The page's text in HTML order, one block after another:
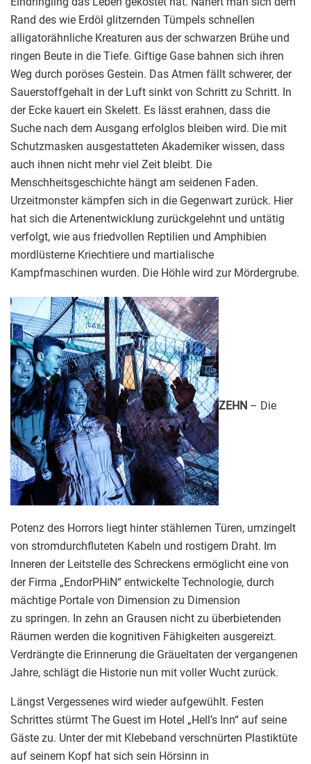
Rand des wie Erdöl glitzernden Tümpels schnellen
alligatorähnliche Kreaturen aus der schwarzen Brühe und
ringen Beute in die Tiefe. Giftige Gase bahnen sich ihren
Weg durch poröses Gestein. Das Atmen fällt schwerer, der
Sauerstoffgehalt in der Luft sinkt von Schritt zu Schritt. In
der Ecke kauert ein Skelett. Es lässt erahnen, dass die
Suche nach dem Ausgang erfolglos bleiben wird. Die mit
Schutzmasken ausgestatteten Akademiker wissen, dass
auch ihnen nicht mehr viel Zeit bleibt. Die
Menschheitsgeschichte hängt am seidenen Faden.
Urzeitmonster kämpfen sich in die Gegenwart zurück. Hier
hat sich die Artenentwicklung zurückgelehnt und untätig
verfolgt, wie aus friedvollen Reptilien und Amphibien
mordlüsterne Kriechtiere und martialische
Kampfmaschinen wurden. Die Höhle wird zur Mördergrube.
ZEHN – Die
Potenz des Horrors liegt hinter stählernen Türen, umzingelt
von stromdurchfluteten Kabeln und rostigem Draht. Im
Inneren der Leitstelle des Schreckens ermöglicht eine von
der Firma „EndorPHiN“ entwickelte Technologie, durch
mächtige Portale von Dimension zu Dimension
zu springen. In zehn an Grausen nicht zu überbietenden
Räumen werden die kognitiven Fähigkeiten ausgereizt.
Verdrängte die Erinnerung die Gräueltaten der vergangenen
Jahre, schlägt die Historie nun mit voller Wucht zurück.
Längst Vergessenes wird wieder aufgewühlt. Festen
Schrittes stürmt The Guest im Hotel „Hell’s Inn“ auf seine
Gäste zu. Unter der mit Klebeband verschnürten Plastiktüte
auf seinem Kopf hat sich sein Hörsinn in